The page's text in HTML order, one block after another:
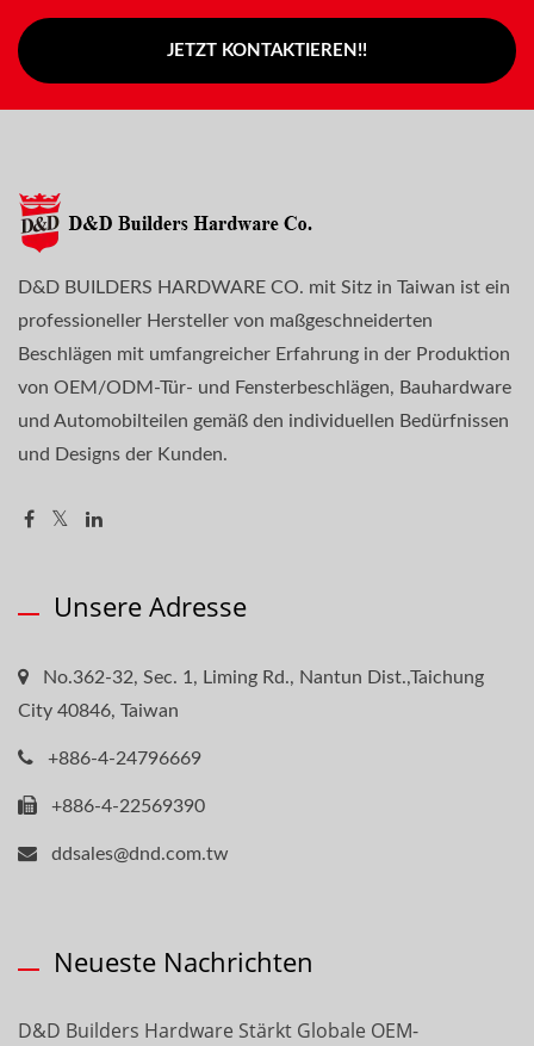
JETZT KONTAKTIEREN!!
D&D BUILDERS HARDWARE CO. mit Sitz in Taiwan ist ein
professioneller Hersteller von maßgeschneiderten
Beschlägen mit umfangreicher Erfahrung in der Produktion
von OEM/ODM-Tür- und Fensterbeschlägen, Bauhardware
und Automobilteilen gemäß den individuellen Bedürfnissen
und Designs der Kunden.
Unsere Adresse
No.362-32, Sec. 1, Liming Rd., Nantun Dist.,Taichung
City 40846, Taiwan
+886-4-24796669
+886-4-22569390
ddsales@dnd.com.tw
Neueste Nachrichten
D&D Builders Hardware Stärkt Globale OEM-